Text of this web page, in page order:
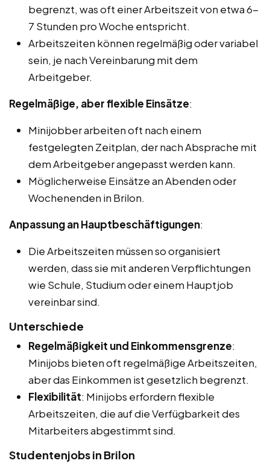
begrenzt, was oft einer Arbeitszeit von etwa 6-
7 Stunden pro Woche entspricht.
Arbeitszeiten können regelmäßig oder variabel
sein, je nach Vereinbarung mit dem
Arbeitgeber.
Regelmäßige, aber flexible Einsätze:
Minijobber arbeiten oft nach einem
festgelegten Zeitplan, der nach Absprache mit
dem Arbeitgeber angepasst werden kann.
Möglicherweise Einsätze an Abenden oder
Wochenenden in Brilon.
Anpassung an Hauptbeschäftigungen:
Die Arbeitszeiten müssen so organisiert
werden, dass sie mit anderen Verpflichtungen
wie Schule, Studium oder einem Hauptjob
vereinbar sind.
Unterschiede
Regelmäßigkeit und Einkommensgrenze:
Minijobs bieten oft regelmäßige Arbeitszeiten,
aber das Einkommen ist gesetzlich begrenzt.
Flexibilität: Minijobs erfordern flexible
Arbeitszeiten, die auf die Verfügbarkeit des
Mitarbeiters abgestimmt sind.
Studentenjobs in Brilon